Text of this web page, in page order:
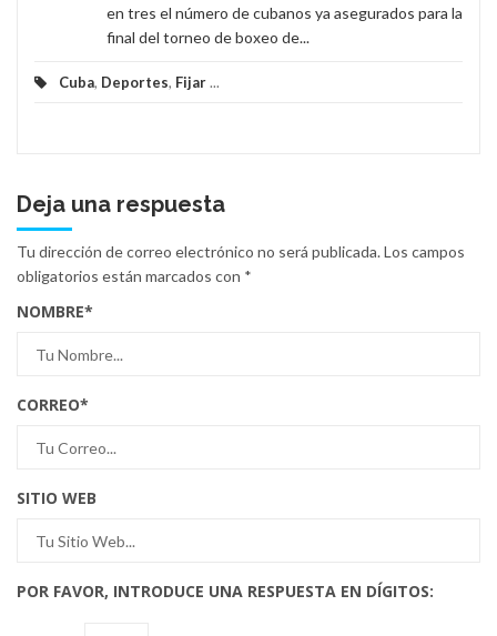
en tres el número de cubanos ya asegurados para la
final del torneo de boxeo de...
Cuba, Deportes, Fijar...
Deja una respuesta
Tu dirección de correo electrónico no será publicada.Los campos
obligatorios están marcados con *
NOMBRE*
CORREO*
SITIO WEB
POR FAVOR, INTRODUCE UNA RESPUESTA EN DÍGITOS: